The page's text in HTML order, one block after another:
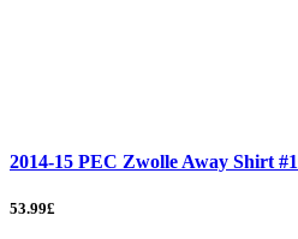
2014-15 PEC Zwolle Away Shirt
53.99£